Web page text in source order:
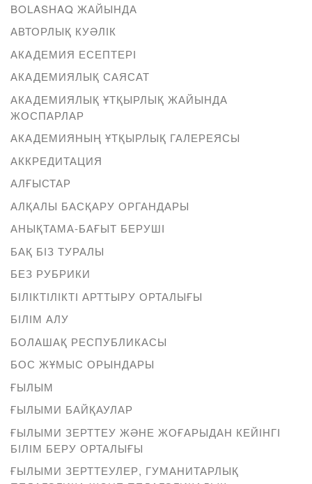
BOLASHAQ ЖАЙЫНДА
АВТОРЛЫҚ КУӘЛІК
АКАДЕМИЯ ЕСЕПТЕРІ
АКАДЕМИЯЛЫҚ САЯСАТ
АКАДЕМИЯЛЫҚ ҰТҚЫРЛЫҚ ЖАЙЫНДА
ЖОСПАРЛАР
АКАДЕМИЯНЫҢ ҰТҚЫРЛЫҚ ГАЛЕРЕЯСЫ
АККРЕДИТАЦИЯ
АЛҒЫСТАР
АЛҚАЛЫ БАСҚАРУ ОРГАНДАРЫ
АНЫҚТАМА-БАҒЫТ БЕРУШІ
БАҚ БІЗ ТУРАЛЫ
БЕЗ РУБРИКИ
БІЛІКТІЛІКТІ АРТТЫРУ ОРТАЛЫҒЫ
БІЛІМ АЛУ
БОЛАШАҚ РЕСПУБЛИКАСЫ
БОС ЖҰМЫС ОРЫНДАРЫ
ҒЫЛЫМ
ҒЫЛЫМИ БАЙҚАУЛАР
ҒЫЛЫМИ ЗЕРТТЕУ ЖӘНЕ ЖОҒАРЫДАН КЕЙІНГІ
БІЛІМ БЕРУ ОРТАЛЫҒЫ
ҒЫЛЫМИ ЗЕРТТЕУЛЕР, ГУМАНИТАРЛЫҚ